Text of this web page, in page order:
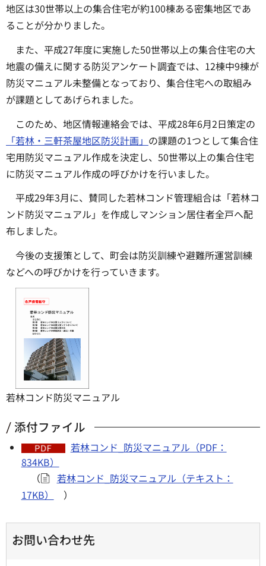
地区は30世帯以上の集合住宅が約100棟ある密集地区であ
ることが分かりました。
また、平成27年度に実施した50世帯以上の集合住宅の大
地震の備えに関する防災アンケート調査では、12棟中9棟が
防災マニュアル未整備となっており、集合住宅への取組み
が課題としてあげられました。
このため、地区情報連絡会では、平成28年6月2日策定の
「若林・三軒茶屋地区防災計画」 の課題の1つとして集合住
宅用防災マニュアル作成を決定し、50世帯以上の集合住宅
に防災マニュアル作成の呼びかけを行いました。
平成29年3月に、賛同した若林コンド管理組合は「若林コ
ンド防災マニュアル」を作成しマンション居住者全戸へ配
布しました。
今後の支援策として、町会は防災訓練や避難所運営訓練
などへの呼びかけを行っていきます。
若林コンド防災マニュアル
添付ファイル
若林コンド_防災マニュアル（PDF：
834KB）
（
若林コンド_防災マニュアル（テキスト：
17KB）
）
お問い合わせ先